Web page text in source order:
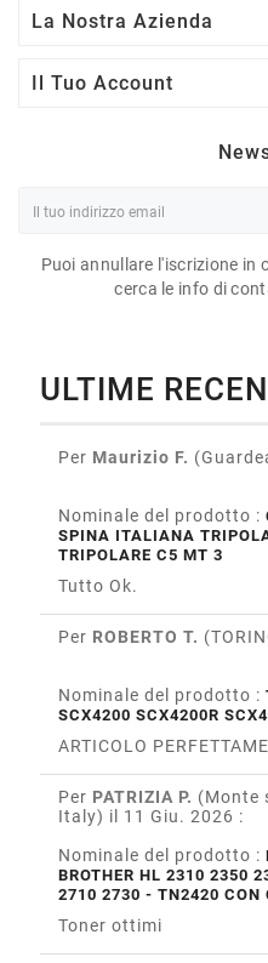
La Nostra Azienda
Il Tuo Account
Puoi annullare l'iscrizione in
cerca le info di
ULTIME
Per Maurizio F.
Nominale del prodotto :
SPINA ITALIANA
TRIPOLARE C5 MT 3
Tutto Ok.
Per ROBERTO T.
Nominale del prodotto :
SCX4200 SCX4200R
ARTICOLO
Per PATRIZIA P. (Monte
Italy) il 11 Giu. 2026 :
Nominale del prodotto :
BROTHER HL 2310 2350
2710 2730 - TN2420 CON
Toner ottimi